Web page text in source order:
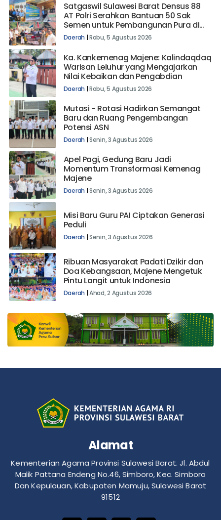
Satgaswil Sulawesi Barat Densus 88
AT Polri Serahkan Bantuan 50 Sak
Semen untuk Pembangunan Pura di
Mehalaan Barat
Daerah |Rabu, 5 Agustus 2026
Ka. Kankemenag Majene: Kalindaqdaq
Warisan Leluhur yang Mengajarkan
Nilai Kebaikan dan Pengabdian
Daerah |Rabu, 5 Agustus 2026
Mutasi - Rotasi Hadirkan Semangat
Baru dan Ruang Pengembangan
Potensi ASN
Daerah |Senin, 3 Agustus 2026
Apel Pagi, Gedung Baru Jadi
Momentum Transformasi Kemenag
Majene
Daerah |Senin, 3 Agustus 2026
Misi Baru Guru PAI Ciptakan Generasi
Peduli
Daerah |Senin, 3 Agustus 2026
Ribuan Masyarakat Padati Dzikir dan
Doa Kebangsaan, Majene Mengetuk
Pintu Langit untuk Indonesia
Daerah |Ahad, 2 Agustus 2026
Alamat
Kementerian Agama Provinsi Sulawesi Barat. Jl. Abdul
Malik Pattana Endeng No.46, Simboro, Kec. Simboro
Dan Kepulauan, Kabupaten Mamuju, Sulawesi Barat
91512